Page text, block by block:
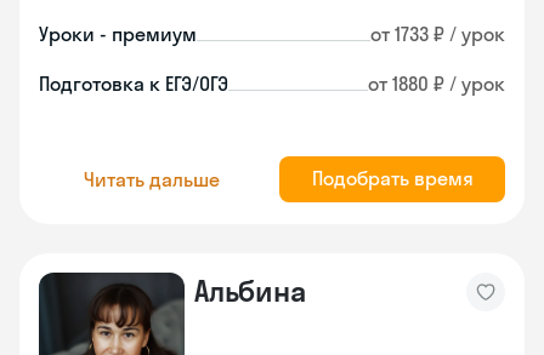
Уроки - премиум от 1733 ₽ / урок
Подготовка к ЕГЭ/ОГЭ от 1880 ₽ / урок
Читать дальше Подобрать время
Альбина